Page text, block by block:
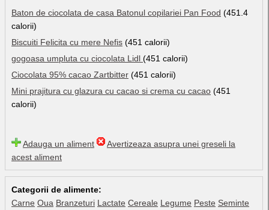
Baton de ciocolata de casa Batonul copilariei Pan Food (451.4
calorii)
Biscuiti Felicita cu mere Nefis (451 calorii)
gogoasa umpluta cu ciocolata Lidl (451 calorii)
Ciocolata 95% cacao Zartbitter (451 calorii)
Mini prajitura cu glazura cu cacao si crema cu cacao (451
calorii)
Adauga un aliment
Avertizeaza asupra unei greseli la
acest aliment
Categorii de alimente:
Carne Oua Branzeturi Lactate Cereale Legume Peste Seminte